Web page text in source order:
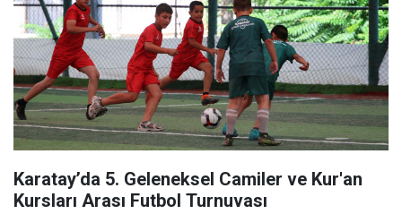
Karatay’da 5. Geleneksel Camiler ve Kur'an
Kursları Arası Futbol Turnuvası